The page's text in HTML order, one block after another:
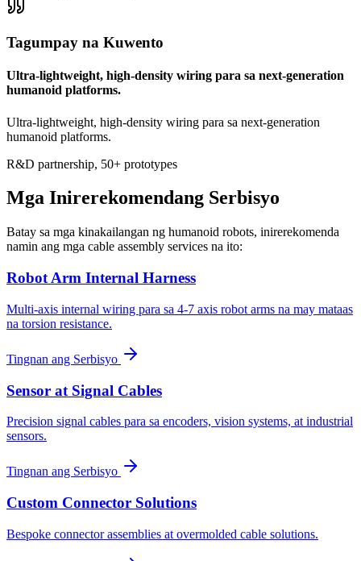
Tagumpay na Kuwento
Ultra-lightweight, high-density wiring para sa next-generation
humanoid platforms.
Ultra-lightweight, high-density wiring para sa next-generation
humanoid platforms.
R&D partnership, 50+ prototypes
Mga Inirerekomendang Serbisyo
Batay sa mga kinakailangan ng humanoid robots, inirerekomenda
namin ang mga cable assembly services na ito:
Robot Arm Internal Harness
Multi-axis internal wiring para sa 4-7 axis robot arms na may mataas
na torsion resistance.
Tingnan ang Serbisyo
Sensor at Signal Cables
Precision signal cables para sa encoders, vision systems, at industrial
sensors.
Tingnan ang Serbisyo
Custom Connector Solutions
Bespoke connector assemblies at overmolded cable solutions.